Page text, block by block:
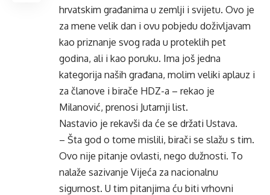
hrvatskim građanima u zemlji i svijetu. Ovo je
za mene velik dan i ovu pobjedu doživljavam
kao priznanje svog rada u proteklih pet
godina, ali i kao poruku. Ima još jedna
kategorija naših građana, molim veliki aplauz i
za članove i birače HDZ-a – rekao je
Milanović, prenosi Jutarnji list.
Nastavio je rekavši da će se držati Ustava.
– Šta god o tome mislili, birači se slažu s tim.
Ovo nije pitanje ovlasti, nego dužnosti. To
nalaže sazivanje Vijeća za nacionalnu
sigurnost. U tim pitanjima ću biti vrhovni